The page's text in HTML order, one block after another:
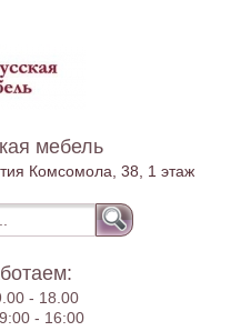
мебель
Комсомола, 38, 1 этаж
- 18.00
9:00 - 16:00